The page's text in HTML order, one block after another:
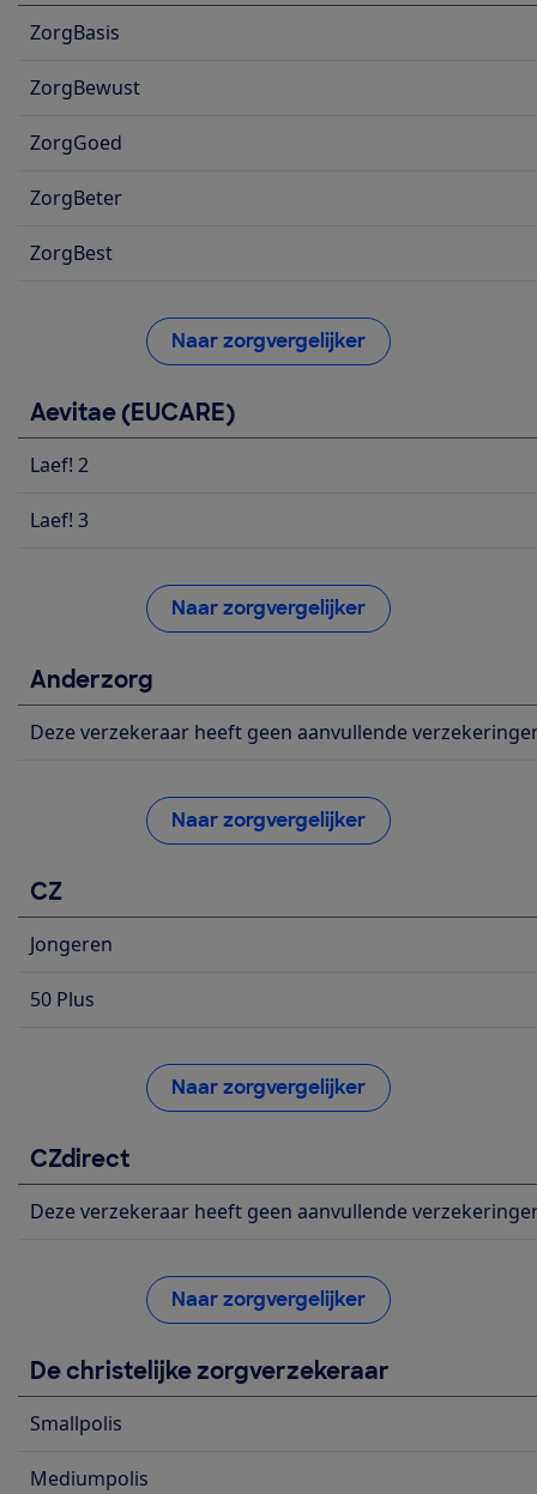
ZorgBasis
ZorgBewust
ZorgGoed
ZorgBeter
ZorgBest
Naar zorgvergelijker
Aevitae (EUCARE)
Laef! 2
Laef! 3
Naar zorgvergelijker
Anderzorg
Deze verzekeraar heeft geen aanvullende
Naar zorgvergelijker
CZ
Jongeren
50 Plus
Naar zorgvergelijker
CZdirect
Deze verzekeraar heeft geen aanvullende
Naar zorgvergelijker
De christelijke zorgverzekeraar
Smallpolis
Mediumpolis